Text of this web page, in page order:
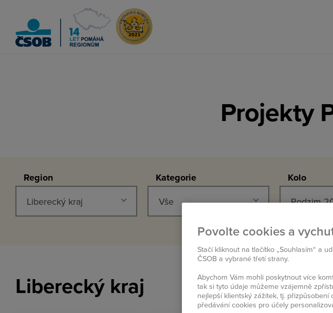
Projekty
Region
Liberecký kraj
Kategorie
Vše
Kolo
Podzim
Liberecký kraj
Povolte cookies a
Stačí kliknout na tlačítko „Souhlasím“ a
ČSOB a vybrané třetí strany.
Abychom Vám mohli poskytnout více
tak si tyto údaje můžeme vzájemně
nejlepší klientský zážitek, tj.
předávání cookies pro účely